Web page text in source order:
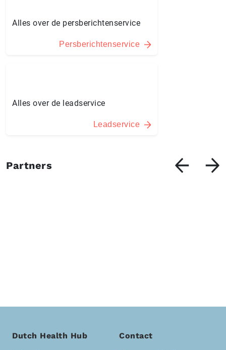
Alles over de persberichtenservice
Persberichtenservice
Alles over de leadservice
Leadservice
Partners
Dutch Health Hub Contact